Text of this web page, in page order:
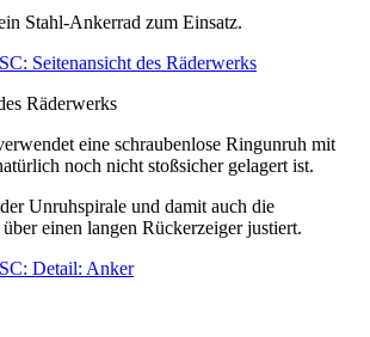
Stahl-Ankerrad zum Einsatz.
Räderwerks
eine schraubenlose Ringunruh mit
noch nicht stoßsicher gelagert ist.
Unruhspirale und damit auch die
einen langen Rückerzeiger justiert.